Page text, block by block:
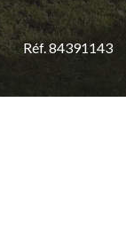
Réf. 84391143